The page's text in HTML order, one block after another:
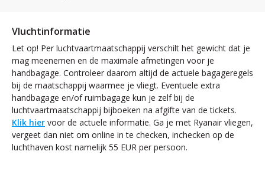
Vluchtinformatie
Let op! Per luchtvaartmaatschappij verschilt het gewicht dat je
mag meenemen en de maximale afmetingen voor je
handbagage. Controleer daarom altijd de actuele bagageregels
bij de maatschappij waarmee je vliegt. Eventuele extra
handbagage en/of ruimbagage kun je zelf bij de
luchtvaartmaatschappij bijboeken na afgifte van de tickets.
Klik hier voor de actuele informatie. Ga je met Ryanair vliegen,
vergeet dan niet om online in te checken, inchecken op de
luchthaven kost namelijk 55 EUR per persoon.